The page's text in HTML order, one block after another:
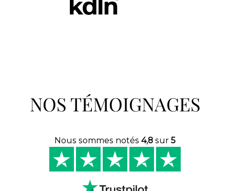
NOS TÉMOIGNAGES
Nous sommes notés 4,8 sur 5